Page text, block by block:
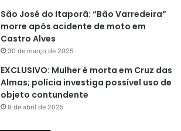
São José do Itaporã: “Bão Varredeira”
morre após acidente de moto em
Castro Alves
30 de março de 2025
EXCLUSIVO: Mulher é morta em Cruz das
Almas; polícia investiga possível uso de
objeto contundente
8 de abril de 2025